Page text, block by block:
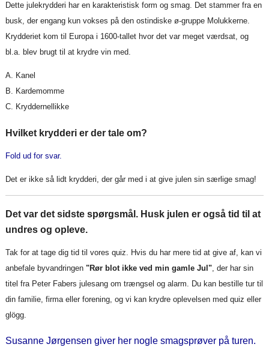
Dette julekrydderi har en karakteristisk form og smag. Det stammer fra en
busk, der engang kun vokses på den ostindiske ø-gruppe Molukkerne.
Krydderiet kom til Europa i 1600-tallet hvor det var meget værdsat, og
bl.a. blev brugt til at krydre vin med.
A. Kanel
B. Kardemomme
C. Kryddernellikke
Hvilket krydderi er der tale om?
Fold ud for svar.
Det er ikke så lidt krydderi, der går med i at give julen sin særlige smag!
Det var det sidste spørgsmål. Husk julen er også tid til at
undres og opleve.
Tak for at tage dig tid til vores quiz. Hvis du har mere tid at give af, kan vi
anbefale byvandringen "Rør blot ikke ved min gamle Jul", der har sin
titel fra Peter Fabers julesang om trængsel og alarm. Du kan bestille tur til
din familie, firma eller forening, og vi kan krydre oplevelsen med quiz eller
glögg.
Susanne Jørgensen giver her nogle smagsprøver på turen.